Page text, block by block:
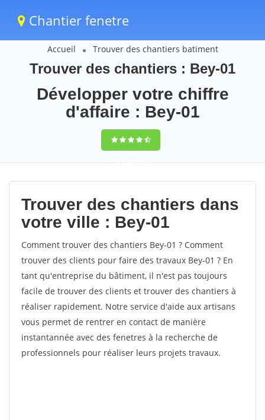
Chantier fenetre
Accueil Trouver des chantiers batiment
Trouver des chantiers : Bey-01
Développer votre chiffre
d'affaire : Bey-01
9,5(100%)56
votes
Trouver des chantiers dans
votre ville : Bey-01
Comment trouver des chantiers Bey-01 ? Comment
trouver des clients pour faire des travaux Bey-01 ? En
tant qu'entreprise du bâtiment, il n'est pas toujours
facile de trouver des clients et trouver des chantiers à
réaliser rapidement. Notre service d'aide aux artisans
vous permet de rentrer en contact de manière
instantannée avec des fenetres à la recherche de
professionnels pour réaliser leurs projets travaux.